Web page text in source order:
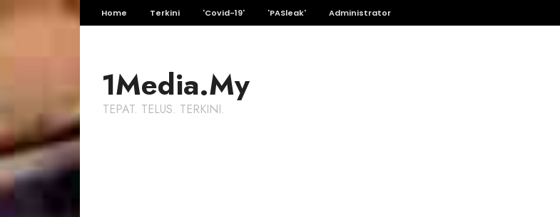
Home Terkini 'Covid-19' 'PASleak' Administrator
1Media.My
TEPAT. TELUS. TERKINI.